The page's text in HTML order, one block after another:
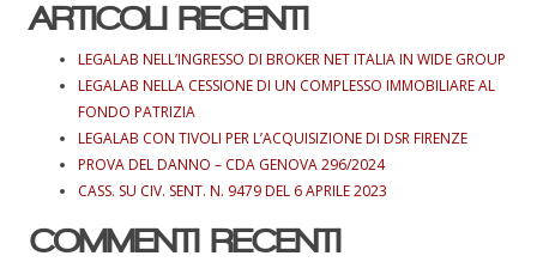
ARTICOLI RECENTI
LEGALAB NELL’INGRESSO DI BROKER NET ITALIA IN WIDE GROUP
LEGALAB NELLA CESSIONE DI UN COMPLESSO IMMOBILIARE AL
FONDO PATRIZIA
LEGALAB CON TIVOLI PER L’ACQUISIZIONE DI DSR FIRENZE
PROVA DEL DANNO – CDA GENOVA 296/2024
CASS. SU CIV. SENT. N. 9479 DEL 6 APRILE 2023
COMMENTI RECENTI